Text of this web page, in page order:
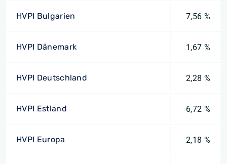
HVPI Bulgarien 7,56 %
HVPI Dänemark 1,67 %
HVPI Deutschland 2,28 %
HVPI Estland 6,72 %
HVPI Europa 2,18 %